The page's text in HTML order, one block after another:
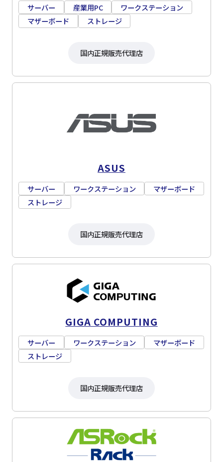
サーバー 産業用PC
ワークステーション
マザーボード
ストレージ
国内正規販売代理店
ASUS
サーバー ワークステーション
マザーボード
ストレージ
国内正規販売代理店
GIGA COMPUTING
サーバー ワークステーション
マザーボード
ストレージ
国内正規販売代理店